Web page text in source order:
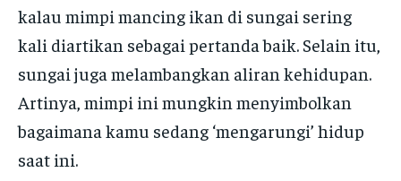
kalau mimpi mancing ikan di sungai sering
kali diartikan sebagai pertanda baik. Selain itu,
sungai juga melambangkan aliran kehidupan.
Artinya, mimpi ini mungkin menyimbolkan
bagaimana kamu sedang ‘mengarungi’ hidup
saat ini.